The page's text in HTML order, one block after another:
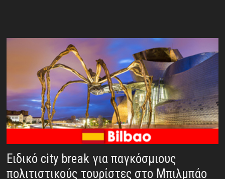
Ειδικό city break για παγκόσμιους
πολιτιστικούς τουρίστες στο Μπιλμπάο